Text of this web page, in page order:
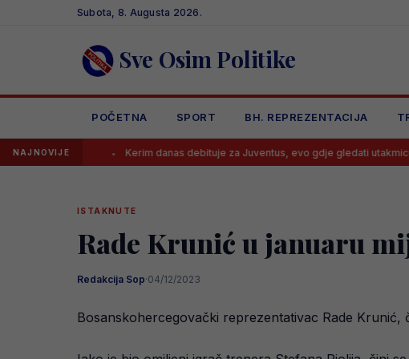
Subota, 8. Augusta 2026.
Sve Osim Politike
POČETNA SPORT BH. REPREZENTACIJA
NAJNOVIJEKerim danas debituje za Juventus, evo gdje gledati utakmicu i kada
ISTAKNUTE
Rade Krunić u januaru
Redakcija Sop·04/12/2023
Bosanskohercegovački reprezentativac Rade Krunić,